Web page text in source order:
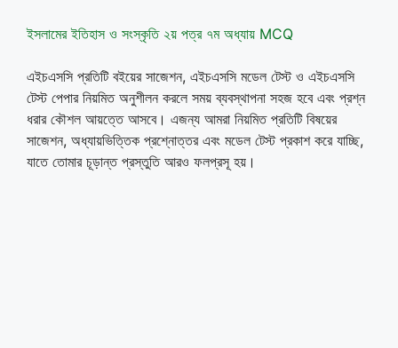
ইসলামের ইতিহাস ও সংস্কৃতি ২য় পত্র ৭ম অধ্যায় MCQ
এইচএসসি প্রতিটি বইয়ের সাজেশন, এইচএসসি মডেল টেস্ট ও এইচএসসি
টেস্ট পেপার নিয়মিত অনুশীলন করলে সময় ব্যবস্থাপনা সহজ হবে এবং প্রশ্ন
ধরার কৌশল আয়ত্তে আসবে। এজন্য আমরা নিয়মিত প্রতিটি বিষয়ের
সাজেশন, অধ্যায়ভিত্তিক প্রশ্নোত্তর এবং মডেল টেস্ট প্রকাশ করে যাচ্ছি,
যাতে তোমার চূড়ান্ত প্রস্তুতি আরও ফলপ্রসূ হয়।